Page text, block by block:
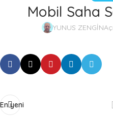
Mobil Saha
YUNUS ZENGİN
En yeni